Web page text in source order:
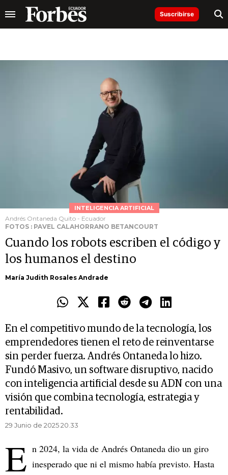
Suscribirse
INTELIGENCIA ARTIFICIAL
Andrés Ontaneda Quito - Ecuador
FOTOS : PAVEL CALAHORRANO BETANCOURT
Cuando los robots escriben el código y
los humanos el destino
María Judith Rosales Andrade
En el competitivo mundo de la tecnología, los
emprendedores tienen el reto de reinventarse
sin perder fuerza. Andrés Ontaneda lo hizo.
Fundó Masivo, un software disruptivo, nacido
con inteligencia artificial desde su ADN con una
visión que combina tecnología, estrategia y
rentabilidad.
29 Junio de 2025 20.33
E n 2024, la vida de Andrés Ontaneda dio un giro
inesperado que ni el mismo había previsto. Hasta